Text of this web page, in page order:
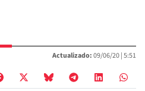
Actualizado:09/06/20 |5:51